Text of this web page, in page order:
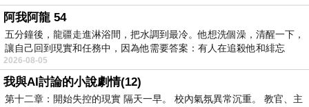
阿我阿龍 54
五分鐘後，龍疆走進淋浴間，把水調到最冷。他想洗個澡，清醒一下，
讓自己回到現實和任務中，因為他需要答案：有人在追殺他和緋忘
2026-08-05
我與AI討論的小說劇情(12)
第十二章：開始失控的現實 隔天一早。 校內氣氛異常沉重。 教官、主